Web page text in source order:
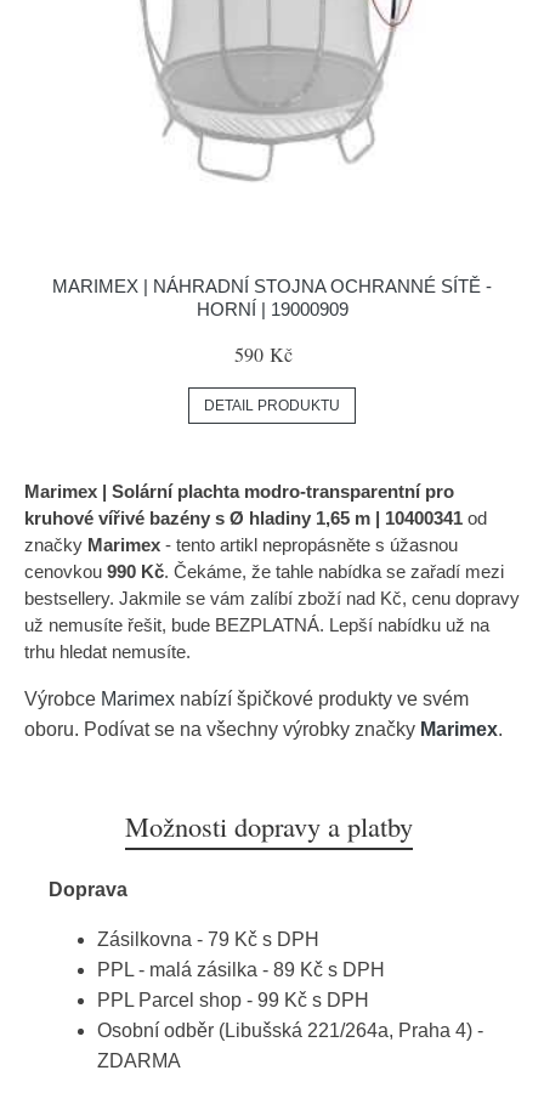
MARIMEX | NÁHRADNÍ STOJNA OCHRANNÉ SÍTĚ -
HORNÍ | 19000909
590 Kč
DETAIL PRODUKTU
Marimex | Solární plachta modro-transparentní pro
kruhové vířivé bazény s Ø hladiny 1,65 m | 10400341 od
značky Marimex - tento artikl nepropásněte s úžasnou
cenovkou 990 Kč. Čekáme, že tahle nabídka se zařadí mezi
bestsellery. Jakmile se vám zalíbí zboží nad Kč, cenu dopravy
už nemusíte řešit, bude BEZPLATNÁ. Lepší nabídku už na
trhu hledat nemusíte.
Výrobce Marimex nabízí špičkové produkty ve svém
oboru. Podívat se na všechny výrobky značky Marimex.
Možnosti dopravy a platby
Doprava
Zásilkovna - 79 Kč s DPH
PPL - malá zásilka - 89 Kč s DPH
PPL Parcel shop - 99 Kč s DPH
Osobní odběr (Libušská 221/264a, Praha 4) -
ZDARMA